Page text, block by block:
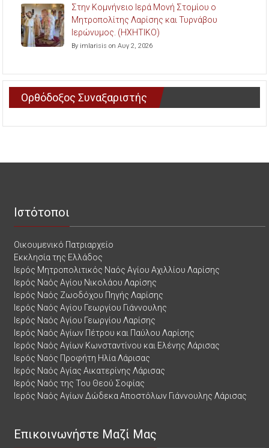
Στην Κομνήνειο Ιερά Μονή Στομίου ο
Μητροπολίτης Λαρίσης και Τυρνάβου
Ιερώνυμος. (ΗΧΗΤΙΚΟ)
By imlarisis on Αυγ 2, 2026
Ορθόδοξος Συναξαριστής
Ιστότοποι
Οικουμενικό Πατριαρχείο
Εκκλησία της Ελλάδος
Ιερός Μητροπολιτικός Ναός Αγίου Αχιλλίου Λαρίσης
Ιερός Ναός Αγίου Νικολάου Λαρίσης
Ιερός Ναός Ζωοδόχου Πηγής Λαρίσης
Ιερός Ναός Αγίου Γεωργίου Γιάννουλης
Ιερός Ναός Αγίου Γεωργίου Λαρίσης
Ιερός Ναός Αγίων Πέτρου και Παύλου Λαρίσης
Ιερός Ναός Αγίων Κωνσταντίνου και Ελένης Λάρισας
Ιερός Ναός Προφήτη Ηλία Λάρισας
Ιερός Ναός Αγίας Αικατερίνης Λάρισας
Ιερός Ναός της Του Θεού Σοφίας
Ιερός Ναός Αγίων Δώδεκα Αποστόλων Γιάννουλης Λάρισας
Επικοινωνήστε Μαζί Μας